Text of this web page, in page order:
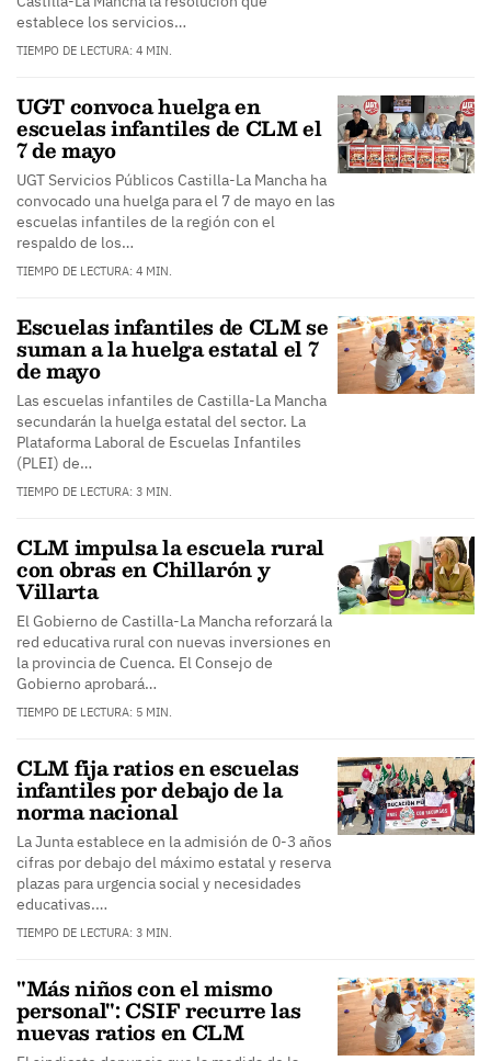
establece los servicios…
TIEMPO DE LECTURA: 4 MIN.
UGT convoca huelga en
escuelas infantiles de CLM el
7 de mayo
UGT Servicios Públicos Castilla-La Mancha ha
convocado una huelga para el 7 de mayo en las
escuelas infantiles de la región con el
respaldo de los…
TIEMPO DE LECTURA: 4 MIN.
Escuelas infantiles de CLM se
suman a la huelga estatal el 7
de mayo
Las escuelas infantiles de Castilla-La Mancha
secundarán la huelga estatal del sector. La
Plataforma Laboral de Escuelas Infantiles
(PLEI) de…
TIEMPO DE LECTURA: 3 MIN.
CLM impulsa la escuela rural
con obras en Chillarón y
Villarta
El Gobierno de Castilla-La Mancha reforzará la
red educativa rural con nuevas inversiones en
la provincia de Cuenca. El Consejo de
Gobierno aprobará…
TIEMPO DE LECTURA: 5 MIN.
CLM fija ratios en escuelas
infantiles por debajo de la
norma nacional
La Junta establece en la admisión de 0-3 años
cifras por debajo del máximo estatal y reserva
plazas para urgencia social y necesidades
educativas.…
TIEMPO DE LECTURA: 3 MIN.
"Más niños con el mismo
personal": CSIF recurre las
nuevas ratios en CLM